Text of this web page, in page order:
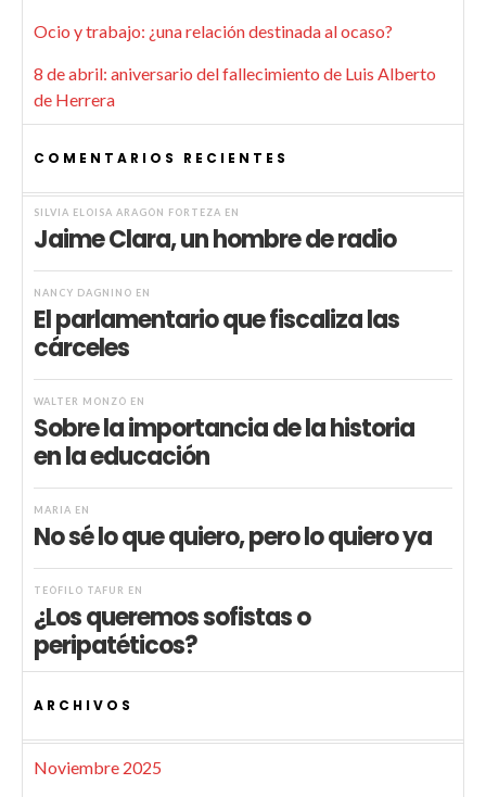
Ocio y trabajo: ¿una relación destinada al ocaso?
8 de abril: aniversario del fallecimiento de Luis Alberto
de Herrera
COMENTARIOS RECIENTES
SILVIA ELOISA ARAGÓN FORTEZA EN
Jaime Clara, un hombre de radio
NANCY DAGNINO EN
El parlamentario que fiscaliza las
cárceles
WALTER MONZÓ EN
Sobre la importancia de la historia
en la educación
MARIA EN
No sé lo que quiero, pero lo quiero ya
TEÓFILO TAFUR EN
¿Los queremos sofistas o
peripatéticos?
ARCHIVOS
Noviembre 2025